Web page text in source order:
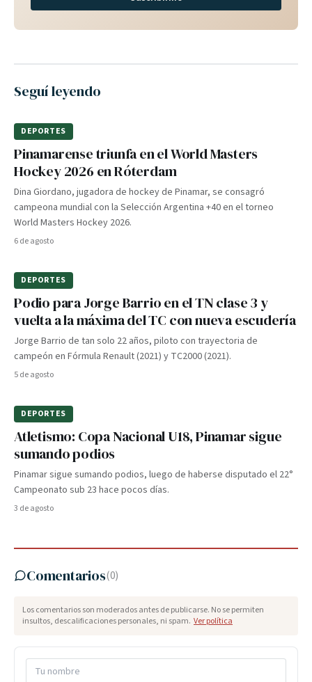
Seguí leyendo
DEPORTES
Pinamarense triunfa en el World Masters
Hockey 2026 en Róterdam
Dina Giordano, jugadora de hockey de Pinamar, se consagró
campeona mundial con la Selección Argentina +40 en el torneo
World Masters Hockey 2026.
6 de agosto
DEPORTES
Podio para Jorge Barrio en el TN clase 3 y
vuelta a la máxima del TC con nueva escudería
Jorge Barrio de tan solo 22 años, piloto con trayectoria de
campeón en Fórmula Renault (2021) y TC2000 (2021).
5 de agosto
DEPORTES
Atletismo: Copa Nacional U18, Pinamar sigue
sumando podios
Pinamar sigue sumando podios, luego de haberse disputado el 22°
Campeonato sub 23 hace pocos días.
3 de agosto
Comentarios(0)
Los comentarios son moderados antes de publicarse. No se permiten
insultos, descalificaciones personales, ni spam. Ver política